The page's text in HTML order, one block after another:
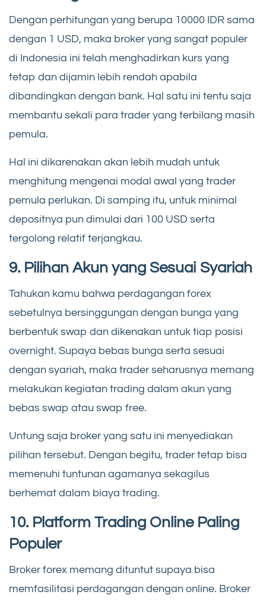
Dengan perhitungan yang berupa 10000 IDR sama
dengan 1 USD, maka broker yang sangat populer
di Indonesia ini telah menghadirkan kurs yang
tetap dan dijamin lebih rendah apabila
dibandingkan dengan bank. Hal satu ini tentu saja
membantu sekali para trader yang terbilang masih
pemula.
Hal ini dikarenakan akan lebih mudah untuk
menghitung mengenai modal awal yang trader
pemula perlukan. Di samping itu, untuk minimal
depositnya pun dimulai dari 100 USD serta
tergolong relatif terjangkau.
9. Pilihan Akun yang Sesuai Syariah
Tahukan kamu bahwa perdagangan forex
sebetulnya bersinggungan dengan bunga yang
berbentuk swap dan dikenakan untuk tiap posisi
overnight. Supaya bebas bunga serta sesuai
dengan syariah, maka trader seharusnya memang
melakukan kegiatan trading dalam akun yang
bebas swap atau swap free.
Untung saja broker yang satu ini menyediakan
pilihan tersebut. Dengan begitu, trader tetap bisa
memenuhi tuntunan agamanya sekagilus
berhemat dalam biaya trading.
10. Platform Trading Online Paling
Populer
Broker forex memang dituntut supaya bisa
memfasilitasi perdagangan dengan online. Broker